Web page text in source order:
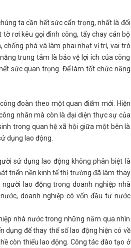
ta cần hết sức cẩn trọng, nhất là đối
rơi kêu gọi đình công, tẩy chay cán bộ
chống phá và làm phai nhạt vị trí, vai trò
trung tâm là bảo vệ lợi ích của công
sức quan trọng. Để làm tốt chức năng
đoàn theo một quan điểm mới. Hiện
nhân mà còn là đại diện thực sự của
trong quan hệ xã hội giữa một bên là
dụng lao động.
sử dụng lao động không phân biệt là
triển nền kinh tế thị trường đã làm thay
lao động trong doanh nghiệp nhà
doanh nghiệp có vốn đầu tư nước
nhà nước trong những năm qua nhìn
dụng để thay thế số lao động hiện có về
còn thiếu lao động. Công tác đào tạo ở